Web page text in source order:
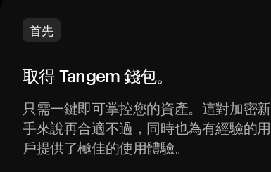
首先
取得 Tangem 錢包。
只需一鍵即可掌控您的資產。這對加密新
手來說再合適不過，同時也為有經驗的用
戶提供了極佳的使用體驗。